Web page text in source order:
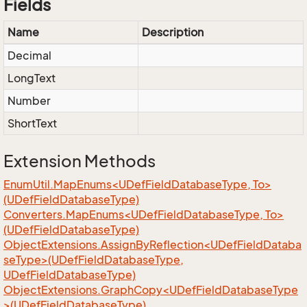
Fields
Name
Description
Decimal
LongText
Number
ShortText
Extension Methods
EnumUtil.MapEnums<UDefFieldDatabaseType, To>
(UDefFieldDatabaseType)
Converters.MapEnums<UDefFieldDatabaseType, To>
(UDefFieldDatabaseType)
ObjectExtensions.AssignByReflection<UDefFieldDataba
seType>(UDefFieldDatabaseType,
UDefFieldDatabaseType)
ObjectExtensions.GraphCopy<UDefFieldDatabaseType